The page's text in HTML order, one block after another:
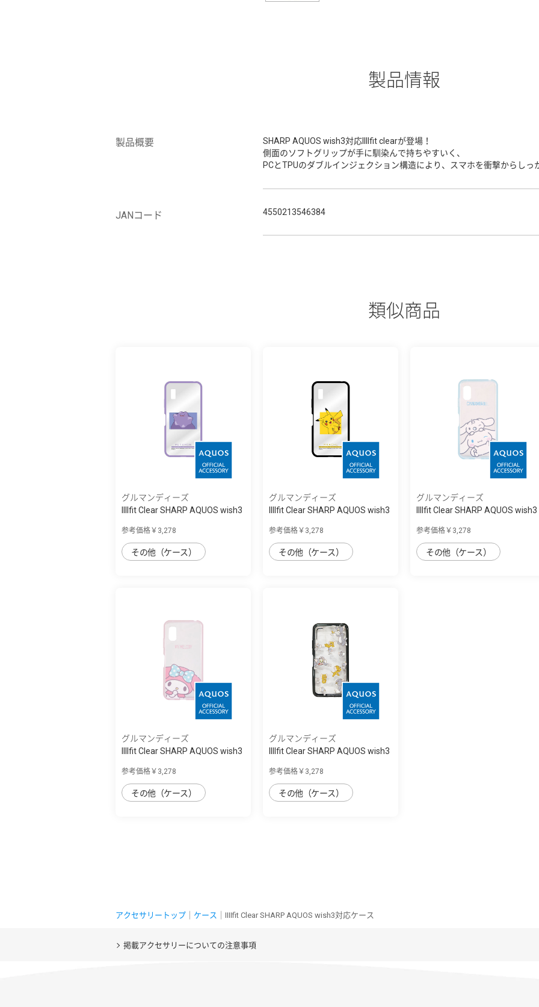
製品情報
製品概要
SHARP AQUOS wish3対応IIIIfit clearが登場！
側面のソフトグリップが手に馴染んで持ちやすいく、
PCとTPUのダブルインジェクション構造により、スマホを衝撃からしっ
JANコード 4550213546384
類似商品
グルマンディーズ
IIIIfit Clear SHARP AQUOS wish3
参考価格￥3,278
その他（ケース）
グルマンディーズ
IIIIfit Clear SHARP AQUOS wish3
参考価格￥3,278
その他（ケース）
グルマンディーズ
IIIIfit Clear SHARP AQUOS wish3
参考価格￥3,278
その他（ケース）
グルマンディーズ
IIIIfit Clear SHARP AQUOS wish3
参考価格￥3,278
その他（ケース）
グルマンディーズ
IIIIfit Clear SHARP AQUOS wish3
参考価格￥3,278
その他（ケース）
アクセサリートップ ケース ｜IIIIfit Clear SHARP AQUOS wish3対応ケース
掲載アクセサリーについての注意事項